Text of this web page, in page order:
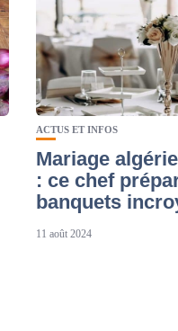
ACTUS ET INFOS
Mariage
: ce chef
banquets
11 août 2024